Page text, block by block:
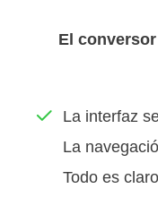
El
La interfaz
La
Todo es